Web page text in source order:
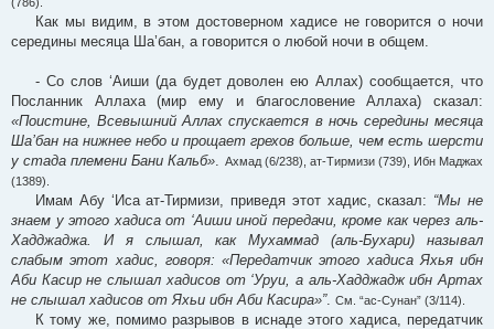
Как мы видим, в этом достоверном хадисе не говорится о ночи
середины месяца Ша’бан, а говорится о любой ночи в общем.
- Со слов ‘Аиши (да будет доволен ею Аллах) сообщается, что
Посланник Аллаха (мир ему и благословение Аллаха) сказал:
«Поистине, Всевышний Аллах спускается в ночь середины месяца
Ша’бан на нижнее небо и прощает грехов больше, чем есть шерсти
у стада племени Бани Кальб»
Ахмад (6/238), ат-Тирмизи (739), Ибн Маджах
(1389).
Имам Абу ‘Иса ат-Тирмизи, приведя этот хадис, сказал: “Мы не
знаем у этого хадиса от ‘Аиши иной передачи, кроме как через аль-
Хадджаджа. И я слышал, как Мухаммад (аль-Бухари) называл
слабым этот хадис, говоря: «Передатчик этого хадиса Яхья ибн
Аби Касир не слышал хадисов от ‘Уруи, а аль-Хадджадж ибн Артах
не слышал хадисов от Яхьи ибн Аби Касира»”. См. “ас-Сунан” (3/114).
К тому же, помимо разрывов в иснаде этого хадиса, передатчик